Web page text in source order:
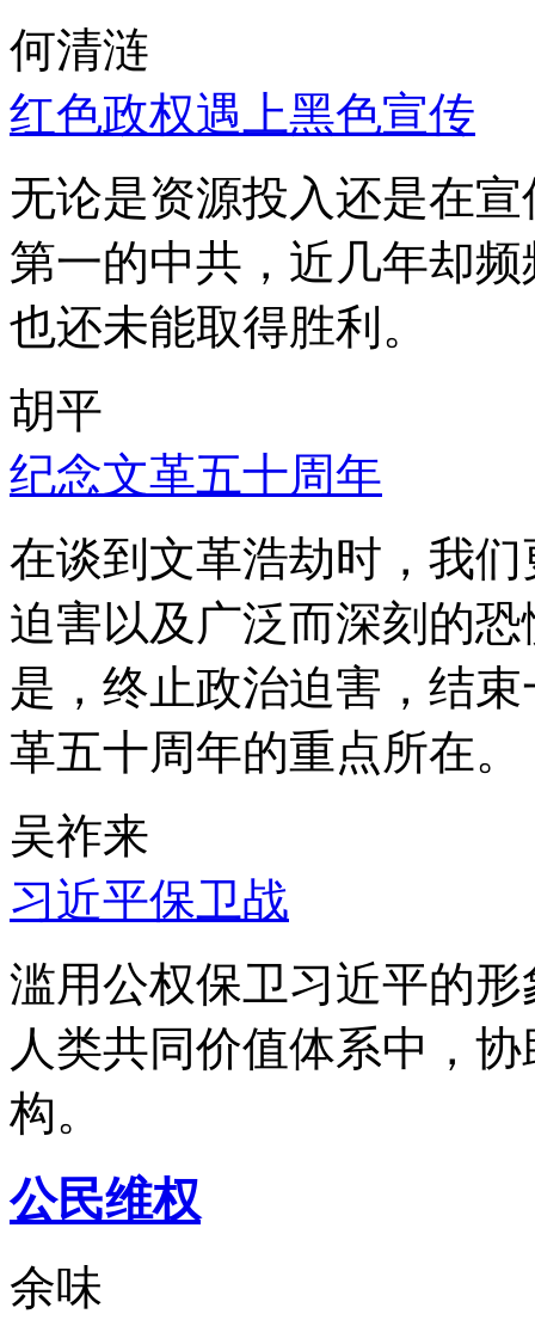
何清涟
红色政权遇上黑色宣传
无论是资源投入还是在
第一的中共，近几年却
也还未能取得胜利。
胡平
纪念文革五十周年
在谈到文革浩劫时，我
迫害以及广泛而深刻的
是，终止政治迫害，结
革五十周年的重点所在。
吴祚来
习近平保卫战
滥用公权保卫习近平的
人类共同价值体系中，
构。
公民维权
余味